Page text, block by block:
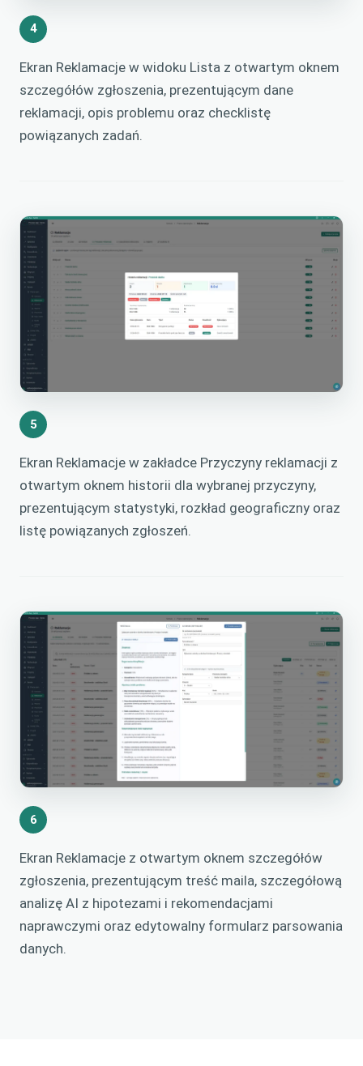
4
Ekran Reklamacje w widoku Lista z otwartym oknem
szczegółów zgłoszenia, prezentującym dane
reklamacji, opis problemu oraz checklistę
powiązanych zadań.
5
Ekran Reklamacje w zakładce Przyczyny reklamacji z
otwartym oknem historii dla wybranej przyczyny,
prezentującym statystyki, rozkład geograficzny oraz
listę powiązanych zgłoszeń.
6
Ekran Reklamacje z otwartym oknem szczegółów
zgłoszenia, prezentującym treść maila, szczegółową
analizę AI z hipotezami i rekomendacjami
naprawczymi oraz edytowalny formularz parsowania
danych.